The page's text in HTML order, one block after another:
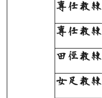
專任教練
專任教練
田徑教練
女足教練